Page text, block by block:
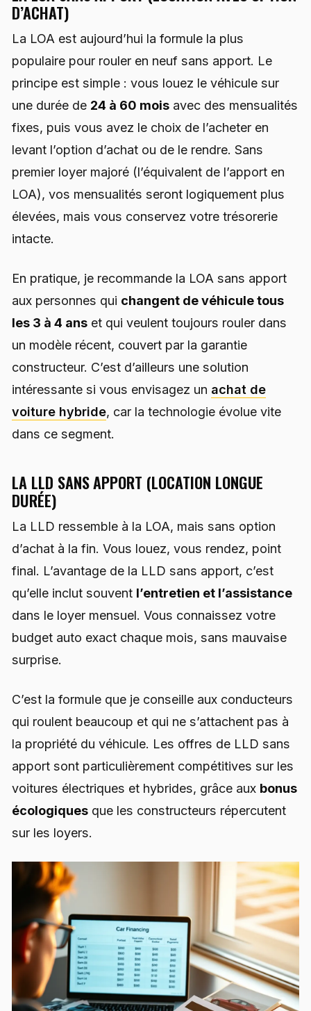
D’ACHAT)
La LOA est aujourd’hui la formule la plus
populaire pour rouler en neuf sans apport. Le
principe est simple : vous louez le véhicule sur
une durée de 24 à 60 mois avec des mensualités
fixes, puis vous avez le choix de l’acheter en
levant l’option d’achat ou de le rendre. Sans
premier loyer majoré (l’équivalent de l’apport en
LOA), vos mensualités seront logiquement plus
élevées, mais vous conservez votre trésorerie
intacte.
En pratique, je recommande la LOA sans apport
aux personnes qui changent de véhicule tous
les 3 à 4 ans et qui veulent toujours rouler dans
un modèle récent, couvert par la garantie
constructeur. C’est d’ailleurs une solution
intéressante si vous envisagez un achat de
voiture hybride, car la technologie évolue vite
dans ce segment.
LA LLD SANS APPORT (LOCATION LONGUE
DURÉE)
La LLD ressemble à la LOA, mais sans option
d’achat à la fin. Vous louez, vous rendez, point
final. L’avantage de la LLD sans apport, c’est
qu’elle inclut souvent l’entretien et l’assistance
dans le loyer mensuel. Vous connaissez votre
budget auto exact chaque mois, sans mauvaise
surprise.
C’est la formule que je conseille aux conducteurs
qui roulent beaucoup et qui ne s’attachent pas à
la propriété du véhicule. Les offres de LLD sans
apport sont particulièrement compétitives sur les
voitures électriques et hybrides, grâce aux bonus
écologiques que les constructeurs répercutent
sur les loyers.